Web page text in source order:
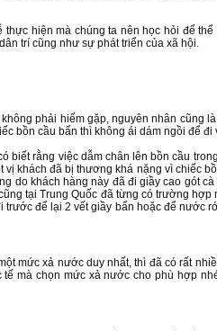
hiện mà chúng ta nên học hỏi để
trí cũng như sự phát triển của xã hội.
phải hiếm gặp, nguyên nhân cũng
bồn cầu bẩn thì không ái dám ngồi để đi
biết rằng việc dẫm chân lên bồn cầu
khách đã bị thương khá nặng vì chiếc
do khách hàng này đã đi giầy cao gót
tại Trung Quốc đã từng có trường
để lại 2 vết giầy bẩn hoặc để nước
mức xả nước duy nhất, thì đã có rất
mà chọn mức xả nước cho phù hợp